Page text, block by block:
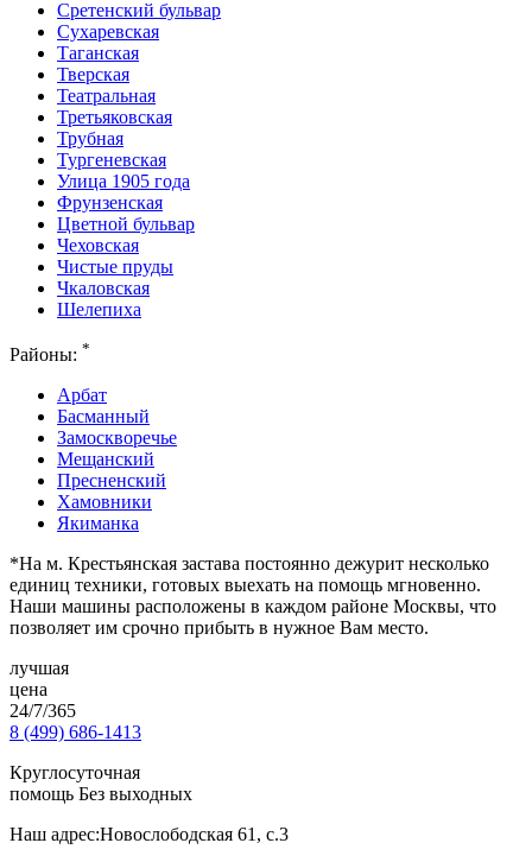
Сретенский бульвар
Сухаревская
Таганская
Тверская
Театральная
Третьяковская
Трубная
Тургеневская
Улица 1905 года
Фрунзенская
Цветной бульвар
Чеховская
Чистые пруды
Чкаловская
Шелепиха
Районы: *
Арбат
Басманный
Замоскворечье
Мещанский
Пресненский
Хамовники
Якиманка
*На м. Крестьянская застава постоянно дежурит несколько
единиц техники, готовых выехать на помощь мгновенно.
Наши машины расположены в каждом районе Москвы, что
позволяет им срочно прибыть в нужное Вам место.
лучшая
цена
24/7/365
8 (499) 686-1413
Круглосуточная
помощь Без выходных
Наш адрес:Новослободская 61, с.3